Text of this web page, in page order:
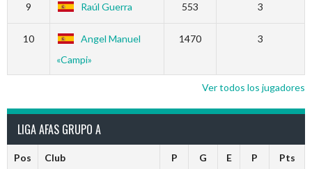
9 Raúl Guerra 553 3
10
Angel Manuel
«Campi»
1470 3
Ver todos los jugadores
LIGA AFAS GRUPO A
Pos Club P G E P Pts